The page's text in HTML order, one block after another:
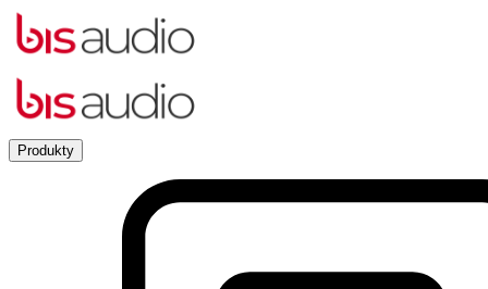
Produkty